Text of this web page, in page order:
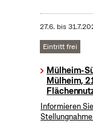
27.6. bis
Eintritt frei
Mülheim-
Mülheim,
Informieren